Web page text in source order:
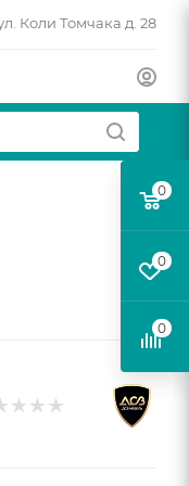
Коли Томчака д. 28
0
0
0